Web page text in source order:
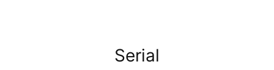
Serial